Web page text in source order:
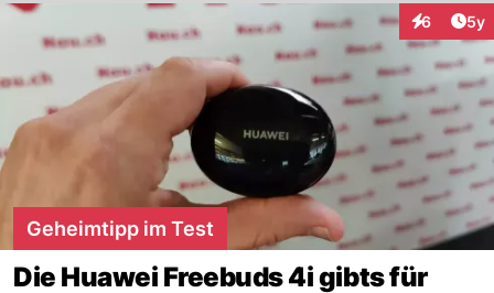
6 5y
Geheimtipp im Test
Die Huawei Freebuds 4i gibts für